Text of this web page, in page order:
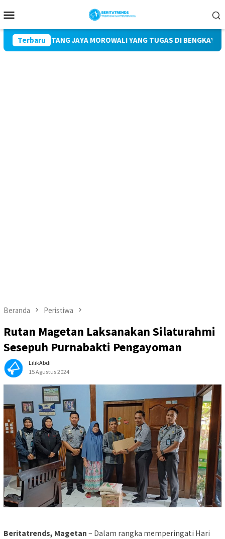
ke
Mobile
Terbaru
BINTANG JAYA MOROWALI YANG TUGAS DI BENGKAYANG
Beranda Peristiwa
Rutan Magetan Laksanakan Silaturahmi
Sesepuh Purnabakti Pengayoman
LilikAbdi
15 Agustus 2024
Beritatrends, Magetan – Dalam rangka memperingati Hari